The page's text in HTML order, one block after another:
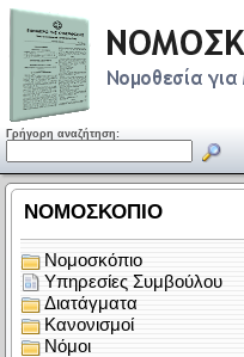
Γρήγορη αναζήτηση: